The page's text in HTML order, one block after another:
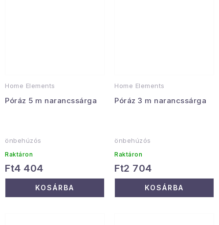
Home Elements
Póráz 5 m narancssárga
önbehúzós
Raktáron
Ft4 404
KOSÁRBA
Home Elements
Póráz 3 m narancssárga
önbehúzós
Raktáron
Ft2 704
KOSÁRBA